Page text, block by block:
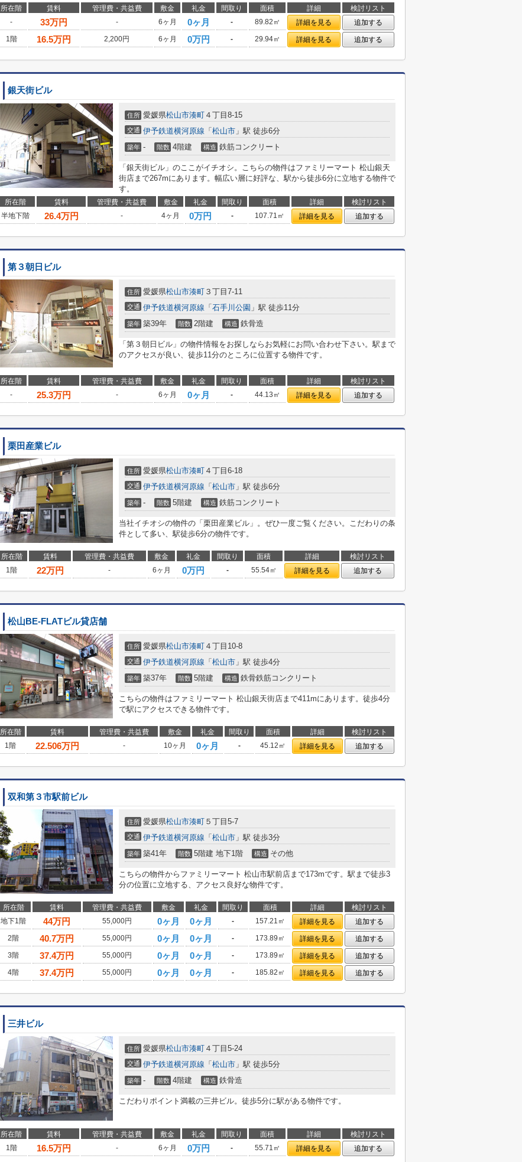
所在階 賃料 管理費・共益費 敷金 礼金 間取り 面積 詳細
検討リスト
-
33万円 - 6ヶ月 0ヶ月 - 89.82㎡ 詳細を見る
追加する
1階
16.5万円 2,200円 6ヶ月 0万円 - 29.94㎡ 詳細を見る 追加する
銀天街ビル
住所 愛媛県松山市湊町 ４丁目8-15
交通 伊予鉄道横河原線 「 松山市 」駅 徒歩6分
築年 - 階数 4階建 構造 鉄筋コンクリート
「銀天街ビル」のここがイチオシ。こちらの物件はファミリーマート 松山銀天
街店まで267mにあります。幅広い層に好評な、駅から徒歩6分に立地する物件で
す。
所在階 賃料 管理費・共益費 敷金 礼金 間取り 面積 詳細
検討リスト
半地下階
26.4万円 - 4ヶ月 0万円 - 107.71㎡ 詳細を見る 追加する
第３朝日ビル
住所 愛媛県松山市湊町 ３丁目7-11
交通 伊予鉄道横河原線 「 石手川公園 」駅 徒歩11分
築年 築39年 階数 2階建 構造 鉄骨造
「第３朝日ビル」の物件情報をお探しならお気軽にお問い合わせ下さい。駅まで
のアクセスが良い、徒歩11分のところに位置する物件です。
所在階 賃料 管理費・共益費 敷金 礼金 間取り 面積 詳細
検討リスト
-
25.3万円 - 6ヶ月 0ヶ月 - 44.13㎡ 詳細を見る 追加する
栗田産業ビル
住所 愛媛県松山市湊町 ４丁目6-18
交通 伊予鉄道横河原線 「 松山市 」駅 徒歩6分
築年 - 階数 5階建 構造 鉄筋コンクリート
当社イチオシの物件の「栗田産業ビル」。ぜひ一度ご覧ください。こだわりの条
件として多い、駅徒歩6分の物件です。
所在階 賃料 管理費・共益費 敷金 礼金 間取り 面積 詳細
検討リスト
1階
22万円 - 6ヶ月 0万円 - 55.54㎡ 詳細を見る 追加する
松山BE-FLATビル貸店舗
住所 愛媛県松山市湊町 ４丁目10-8
交通 伊予鉄道横河原線 「 松山市 」駅 徒歩4分
築年 築37年 階数 5階建 構造 鉄骨鉄筋コンクリート
こちらの物件はファミリーマート 松山銀天街店まで411mにあります。徒歩4分
で駅にアクセスできる物件です。
所在階 賃料 管理費・共益費 敷金 礼金 間取り 面積 詳細
検討リスト
1階
22.506万円 - 10ヶ月 0ヶ月 - 45.12㎡ 詳細を見る 追加する
双和第３市駅前ビル
住所 愛媛県松山市湊町 ５丁目5-7
交通 伊予鉄道横河原線 「 松山市 」駅 徒歩3分
築年 築41年 階数 5階建 地下1階 構造 その他
こちらの物件からファミリーマート 松山市駅前店まで173mです。駅まで徒歩3
分の位置に立地する、アクセス良好な物件です。
所在階 賃料 管理費・共益費 敷金 礼金 間取り 面積 詳細
検討リスト
地下1階
44万円 55,000円 0ヶ月 0ヶ月 - 157.21㎡ 詳細を見る
追加する
2階
40.7万円 55,000円 0ヶ月 0ヶ月 - 173.89㎡ 詳細を見る
追加する
3階
37.4万円 55,000円 0ヶ月 0ヶ月 - 173.89㎡ 詳細を見る
追加する
4階
37.4万円 55,000円 0ヶ月 0ヶ月 - 185.82㎡ 詳細を見る 追加する
三井ビル
住所 愛媛県松山市湊町 ４丁目5-24
交通 伊予鉄道横河原線 「 松山市 」駅 徒歩5分
築年 - 階数 4階建 構造 鉄骨造
こだわりポイント満載の三井ビル。徒歩5分に駅がある物件です。
所在階 賃料 管理費・共益費 敷金 礼金 間取り 面積 詳細
検討リスト
1階
16.5万円 - 6ヶ月 0万円 - 55.71㎡ 詳細を見る 追加する